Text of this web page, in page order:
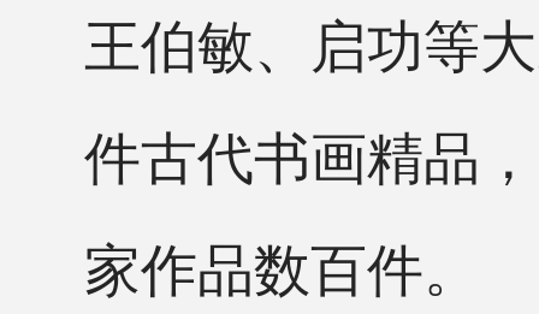
王伯敏、启功等
件古代书画精品
家作品数百件。